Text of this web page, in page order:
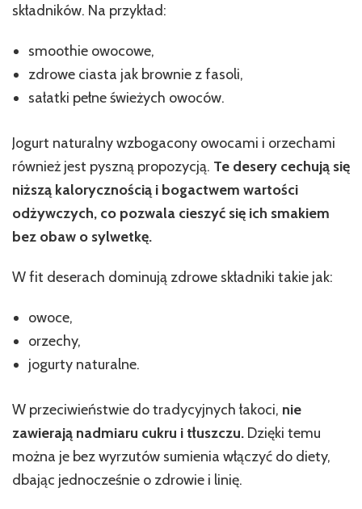
składników. Na przykład:
smoothie owocowe,
zdrowe ciasta jak brownie z fasoli,
sałatki pełne świeżych owoców.
Jogurt naturalny wzbogacony owocami i orzechami
również jest pyszną propozycją. Te desery cechują się
niższą kalorycznością i bogactwem wartości
odżywczych, co pozwala cieszyć się ich smakiem
bez obaw o sylwetkę.
W fit deserach dominują zdrowe składniki takie jak:
owoce,
orzechy,
jogurty naturalne.
W przeciwieństwie do tradycyjnych łakoci, nie
zawierają nadmiaru cukru i tłuszczu. Dzięki temu
można je bez wyrzutów sumienia włączyć do diety,
dbając jednocześnie o zdrowie i linię.